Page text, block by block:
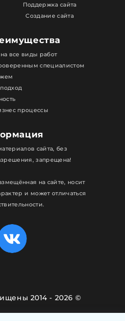
Поддержка сайта
Создание сайта
все виды работ
специалистом
процессы
сайта, без
запрещена!
на сайте, носит
и может отличаться
2014 - 2026 ©